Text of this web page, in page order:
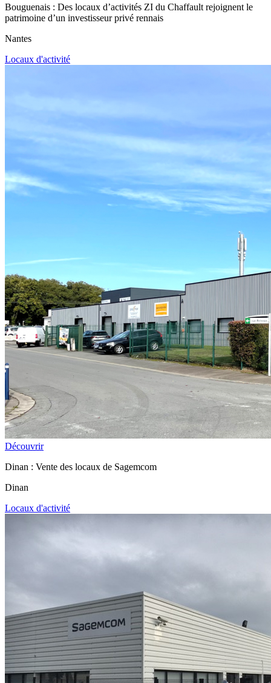
Bouguenais : Des locaux d’activités ZI du Chaffault rejoignent le
patrimoine d’un investisseur privé rennais
Nantes
Locaux d'activité
Découvrir
Dinan : Vente des locaux de Sagemcom
Dinan
Locaux d'activité